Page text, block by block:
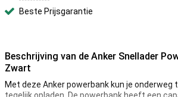
Beste Prijsgarantie
Beschrijving van de Anker Snellader
Zwart
Met deze Anker powerbank kun je onderweg